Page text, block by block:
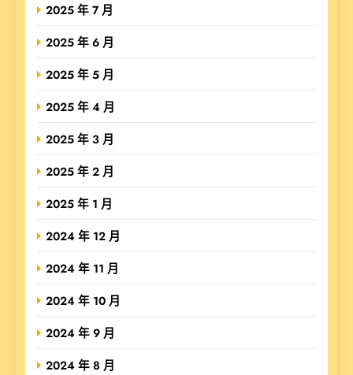
2025 年 7 月
2025 年 6 月
2025 年 5 月
2025 年 4 月
2025 年 3 月
2025 年 2 月
2025 年 1 月
2024 年 12 月
2024 年 11 月
2024 年 10 月
2024 年 9 月
2024 年 8 月